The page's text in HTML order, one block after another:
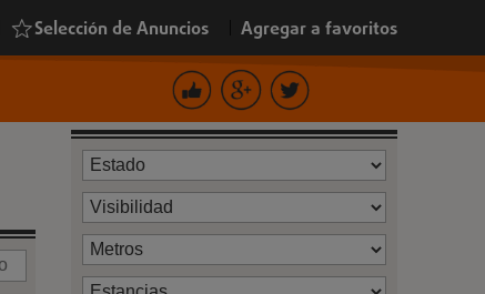
Selección de Anuncios Agregar a favoritos